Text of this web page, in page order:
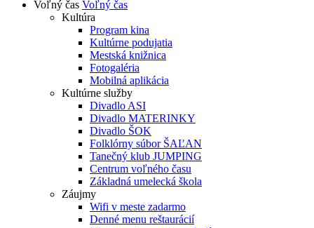
Voľný čas Voľný čas
Kultúra
Program kina
Kultúrne podujatia
Mestská knižnica
Fotogaléria
Mobilná aplikácia
Kultúrne služby
Divadlo ASI
Divadlo MATERINKY
Divadlo ŠOK
Folklórny súbor ŠAĽAN
Tanečný klub JUMPING
Centrum voľného času
Základná umelecká škola
Záujmy
Wifi v meste zadarmo
Denné menu reštaurácií